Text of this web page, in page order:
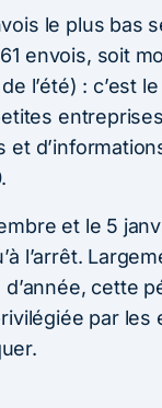
le plus bas
envois, soit
l’été) : c’est
et
et le 5
l’arrêt.
cette
par les